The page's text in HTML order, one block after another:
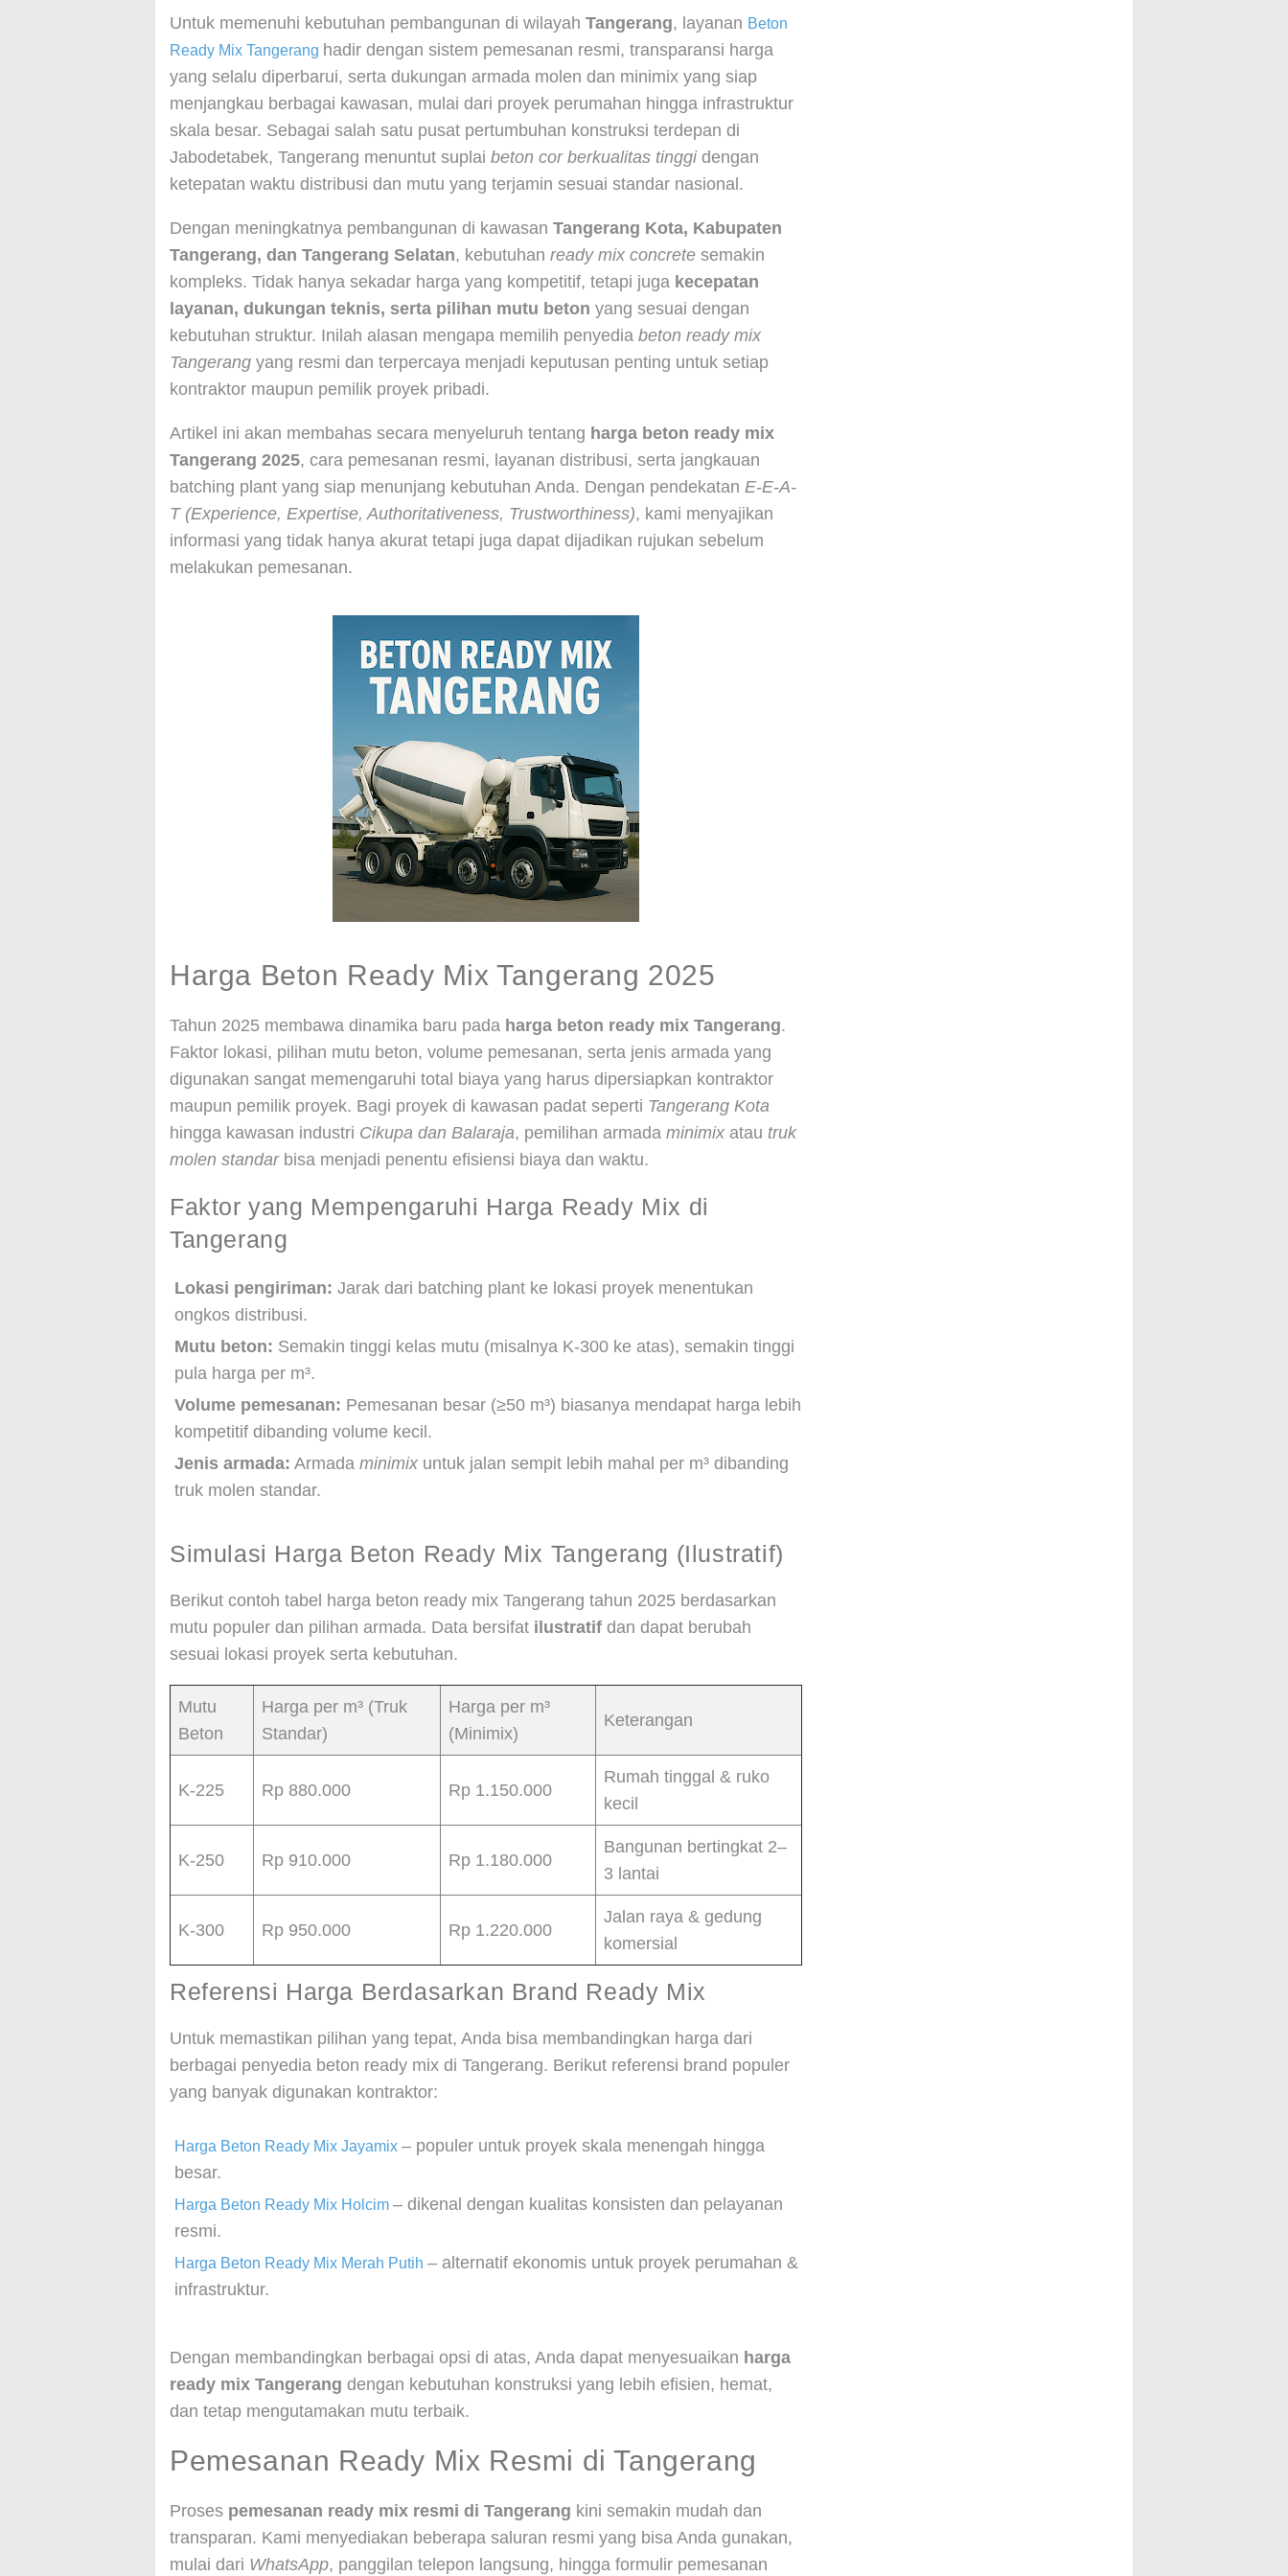
Untuk memenuhi kebutuhan pembangunan di wilayah Tangerang, layanan Beton
Ready Mix Tangerang hadir dengan sistem pemesanan resmi, transparansi harga
yang selalu diperbarui, serta dukungan armada molen dan minimix yang siap
menjangkau berbagai kawasan, mulai dari proyek perumahan hingga infrastruktur
skala besar. Sebagai salah satu pusat pertumbuhan konstruksi terdepan di
Jabodetabek, Tangerang menuntut suplai beton cor berkualitas tinggidengan
ketepatan waktu distribusi dan mutu yang terjamin sesuai standar nasional.
Dengan meningkatnya pembangunan di kawasan Tangerang Kota, Kabupaten
Tangerang, dan Tangerang Selatan, kebutuhan ready mix concrete semakin
kompleks. Tidak hanya sekadar harga yang kompetitif, tetapi juga kecepatan
layanan, dukungan teknis, serta pilihan mutu beton yang sesuai dengan
kebutuhan struktur. Inilah alasan mengapa memilih penyedia beton ready mix
Tangerang yang resmi dan terpercaya menjadi keputusan penting untuk setiap
kontraktor maupun pemilik proyek pribadi.
Artikel ini akan membahas secara menyeluruh tentang harga beton ready mix
Tangerang 2025, cara pemesanan resmi, layanan distribusi, serta jangkauan
batching plant yang siap menunjang kebutuhan Anda. Dengan pendekatan E-E-A-
T (Experience, Expertise, Authoritativeness, Trustworthiness), kami menyajikan
informasi yang tidak hanya akurat tetapi juga dapat dijadikan rujukan sebelum
melakukan pemesanan.
Harga Beton Ready Mix Tangerang 2025
Tahun 2025 membawa dinamika baru pada harga beton ready mix Tangerang.
Faktor lokasi, pilihan mutu beton, volume pemesanan, serta jenis armada yang
digunakan sangat memengaruhi total biaya yang harus dipersiapkan kontraktor
maupun pemilik proyek. Bagi proyek di kawasan padat seperti Tangerang Kota
hingga kawasan industri Cikupa dan Balaraja, pemilihan armada minimix atau truk
molen standarbisa menjadi penentu efisiensi biaya dan waktu.
Faktor yang Mempengaruhi Harga Ready Mix di
Tangerang
Lokasi pengiriman: Jarak dari batching plant ke lokasi proyek menentukan
ongkos distribusi.
Mutu beton: Semakin tinggi kelas mutu (misalnya K-300 ke atas), semakin tinggi
pula harga per m³.
Volume pemesanan: Pemesanan besar (≥50 m³) biasanya mendapat harga lebih
kompetitif dibanding volume kecil.
Jenis armada: Armada minimix untuk jalan sempit lebih mahal per m³ dibanding
truk molen standar.
Simulasi Harga Beton Ready Mix Tangerang (Ilustratif)
Berikut contoh tabel harga beton ready mix Tangerang tahun 2025 berdasarkan
mutu populer dan pilihan armada. Data bersifat ilustratif dan dapat berubah
sesuai lokasi proyek serta kebutuhan.
Mutu
Beton
Harga per m³ (Truk
Standar)
Harga per m³
(Minimix)
Keterangan
K-225 Rp 880.000 Rp 1.150.000
Rumah tinggal & ruko
kecil
K-250 Rp 910.000 Rp 1.180.000
Bangunan bertingkat 2–
3 lantai
K-300 Rp 950.000 Rp 1.220.000
Jalan raya & gedung
komersial
Referensi Harga Berdasarkan Brand Ready Mix
Untuk memastikan pilihan yang tepat, Anda bisa membandingkan harga dari
berbagai penyedia beton ready mix di Tangerang. Berikut referensi brand populer
yang banyak digunakan kontraktor:
Harga Beton Ready Mix Jayamix – populer untuk proyek skala menengah hingga
besar.
Harga Beton Ready Mix Holcim – dikenal dengan kualitas konsisten dan pelayanan
resmi.
Harga Beton Ready Mix Merah Putih – alternatif ekonomis untuk proyek perumahan &
infrastruktur.
Dengan membandingkan berbagai opsi di atas, Anda dapat menyesuaikan harga
ready mix Tangerang dengan kebutuhan konstruksi yang lebih efisien, hemat,
dan tetap mengutamakan mutu terbaik.
Pemesanan Ready Mix Resmi di Tangerang
Proses pemesanan ready mix resmi di Tangerang kini semakin mudah dan
transparan. Kami menyediakan beberapa saluran resmi yang bisa Anda gunakan,
mulai dari WhatsApp, panggilan telepon langsung, hingga formulir pemesanan